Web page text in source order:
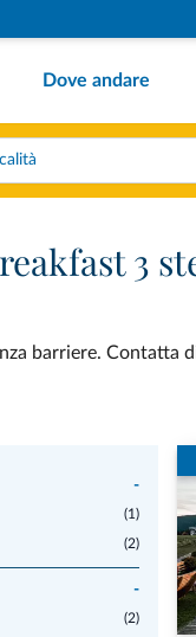
Dove andare
3
barriere.
-
(1)
(2)
-
(2)